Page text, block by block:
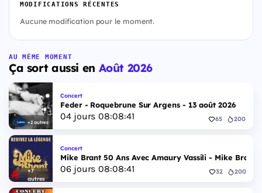
MODIFICATIONS RÉCENTES
Aucune modification pour le moment.
AU MÊME MOMENT
Ça sort aussi en Août 2026
+2 autres
Concert
Feder - Roquebrune Sur Argens - 13 août 2026
04jours 08:08:40 65 200
+7
autres
Concert
Mike Brant 50 Ans Avec Amaury Vassili - Mike Brant
06jours 08:08:40 32 200